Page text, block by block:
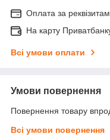
Оплата за
На карту
Всі умови оплати
Умови повернення
Повернення товару
Всі умови повернення